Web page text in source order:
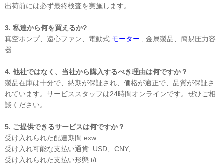
出荷前には必ず最終検査を実施します。
3. 私達から何を買えるか?
真空ポンプ、遠心ファン、電動式 モーター , 金属製品、簡易圧力容
器
4. 他社ではなく、当社から購入するべき理由は何ですか？
製品在庫は十分で、納期が保証され、価格が適正で、品質が保証さ
れています。サービススタッフは24時間オンラインです。ぜひご相
談ください。
5. ご提供できるサービスは何ですか？
受け入れられた配達期間:exw
受け入れ可能な支払い通貨: USD、CNY;
受け入れられた支払い形態:t/t